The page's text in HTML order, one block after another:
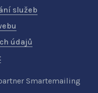
služeb
údajů